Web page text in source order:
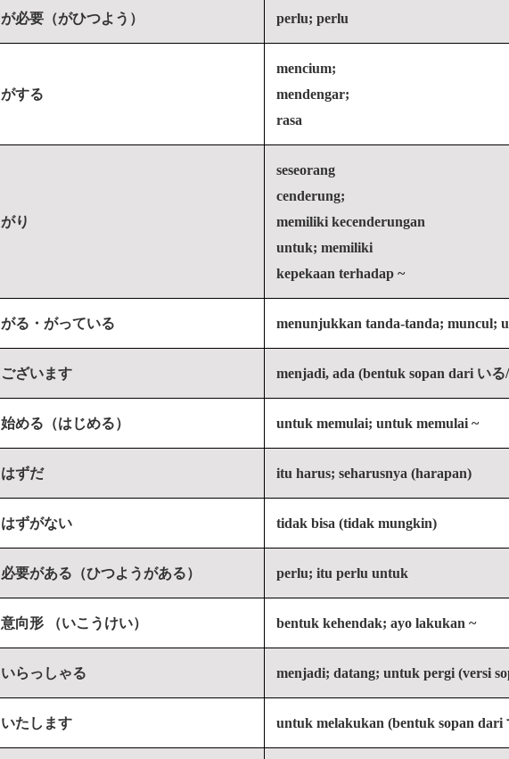
が必要（がひつよう） perlu; perlu
がする
mencium;
mendengar;
rasa
がり
seseorang
cenderung;
memiliki kecenderungan
untuk; memiliki
kepekaan terhadap ~
がる・がっている menunjukkan tanda-tanda; muncul;
ございます menjadi, ada (bentuk sopan dari いる
始める（はじめる） untuk memulai; untuk memulai ~
はずだ itu harus; seharusnya (harapan)
はずがない tidak bisa (tidak mungkin)
必要がある（ひつようがある） perlu; itu perlu untuk
意向形 （いこうけい） bentuk kehendak; ayo lakukan ~
いらっしゃる menjadi; datang; untuk pergi (versi
いたします untuk melakukan (bentuk sopan dari